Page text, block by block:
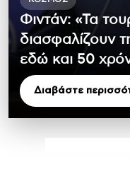
Φιντάν: «Τα
διασφαλίζουν
εδώ και 50
Διαβάστε